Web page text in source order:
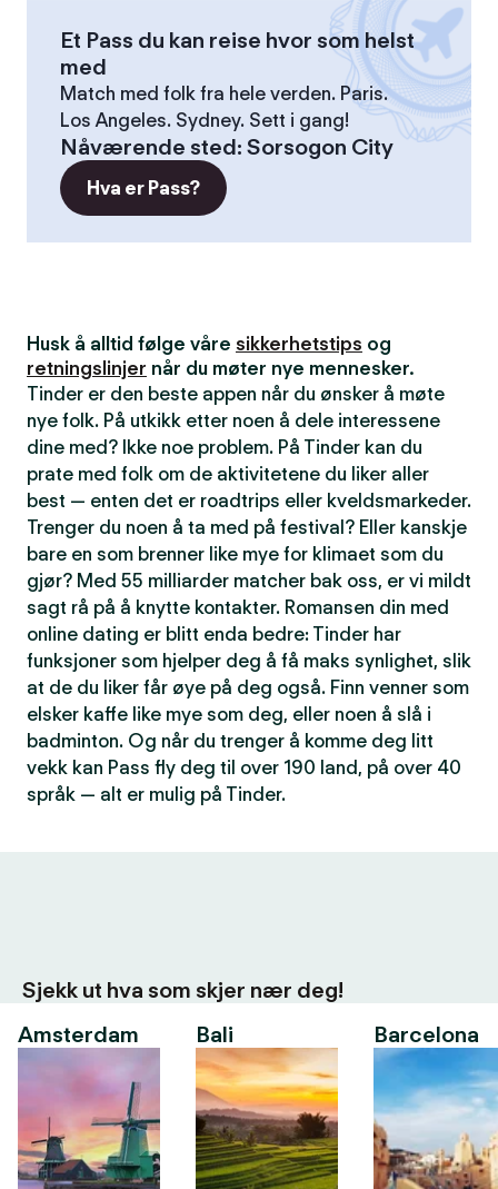
Et Pass du kan reise hvor som helst
med
Match med folk fra hele verden. Paris.
Los Angeles. Sydney. Sett i gang!
Nåværende sted: Sorsogon City
Hva er Pass?
Husk å alltid følge våre sikkerhetstips og
retningslinjer når du møter nye mennesker.
Tinder er den beste appen når du ønsker å møte
nye folk. På utkikk etter noen å dele interessene
dine med? Ikke noe problem. På Tinder kan du
prate med folk om de aktivitetene du liker aller
best — enten det er roadtrips eller kveldsmarkeder.
Trenger du noen å ta med på festival? Eller kanskje
bare en som brenner like mye for klimaet som du
gjør? Med 55 milliarder matcher bak oss, er vi mildt
sagt rå på å knytte kontakter. Romansen din med
online dating er blitt enda bedre: Tinder har
funksjoner som hjelper deg å få maks synlighet, slik
at de du liker får øye på deg også. Finn venner som
elsker kaffe like mye som deg, eller noen å slå i
badminton. Og når du trenger å komme deg litt
vekk kan Pass fly deg til over 190 land, på over 40
språk — alt er mulig på Tinder.
Sjekk ut hva som skjer nær deg!
Amsterdam
Bali Barcelona